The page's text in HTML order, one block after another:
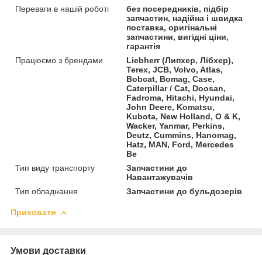
Переваги в нашій роботі
без посередників, підбір
запчастин, надійна і швидка
поставка, оригінальні
запчастини, вигідні ціни,
гарантія
Працюємо з брендами
Liebherr (Липхер, Лібхер),
Terex, JCB, Volvo, Atlas,
Bobcat, Bomag, Case,
Caterpillar / Cat, Doosan,
Fadroma, Hitachi, Hyundai,
John Deere, Komatsu,
Kubota, New Holland, O & K,
Wacker, Yanmar, Perkins,
Deutz, Cummins, Hanomag,
Hatz, MAN, Ford, Mercedes
Be
Тип виду транспорту
Запчастини до
Навантажувачів
Тип обладнання
Запчастини до бульдозерів
Приховати
Умови доставки